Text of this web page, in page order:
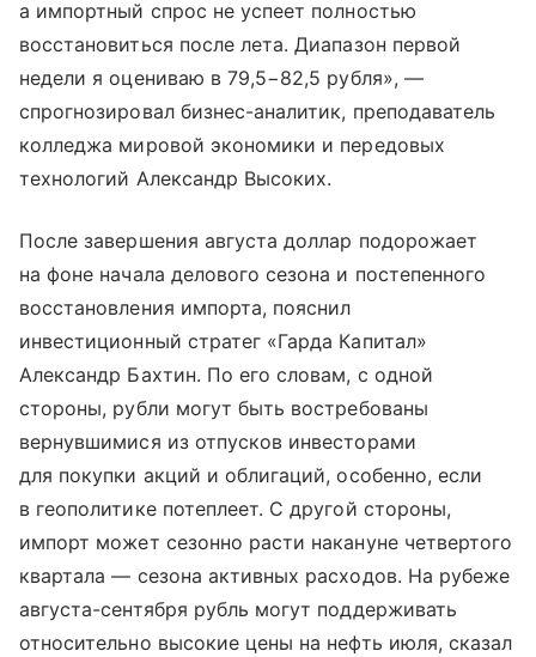
а импортный спрос не успеет полностью
восстановиться после лета. Диапазон первой
недели я оцениваю в 79,5−82,5 рубля», —
спрогнозировал бизнес-аналитик, преподаватель
колледжа мировой экономики и передовых
технологий Александр Высоких.
После завершения августа доллар подорожает
на фоне начала делового сезона и постепенного
восстановления импорта, пояснил
инвестиционный стратег «Гарда Капитал»
Александр Бахтин. По его словам, с одной
стороны, рубли могут быть востребованы
вернувшимися из отпусков инвесторами
для покупки акций и облигаций, особенно, если
в геополитике потеплеет. С другой стороны,
импорт может сезонно расти накануне четвертого
квартала — сезона активных расходов. На рубеже
августа-сентября рубль могут поддерживать
относительно высокие цены на нефть июля, сказал